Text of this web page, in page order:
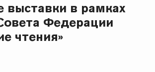
выставки в рамках
Федерации
чтения»